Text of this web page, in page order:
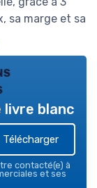
sa marge et sa
blanc
contacté(e) à
et ses